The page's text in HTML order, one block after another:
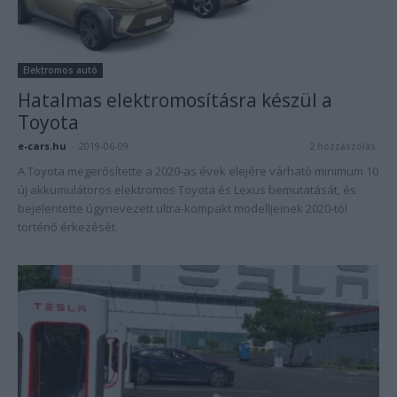
Elektromos autó
Hatalmas elektromosításra készül a
Toyota
e-cars.hu 2019-06-09 2 hozzászólás
A Toyota megerősítette a 2020-as évek elejére várható minimum 10
új akkumulátoros elektromos Toyota és Lexus bemutatását, és
bejelentette úgynevezett ultra-kompakt modelljeinek 2020-tól
történő érkezését.